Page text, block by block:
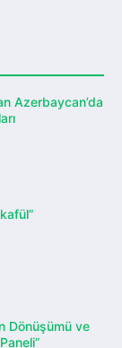
Azerbaycan’da
Dönüşümü ve